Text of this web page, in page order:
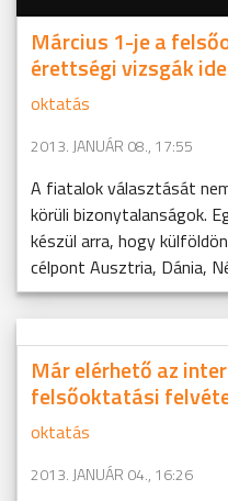
Március 1-je a
érettségi vizsgák
oktatás
2013. JANUÁR 08., 17:55
A fiatalok választását
körüli bizonytalanságok.
készül arra, hogy
célpont Ausztria, Dánia,
Már elérhető az
felsőoktatási
oktatás
2013. JANUÁR 04., 16:26